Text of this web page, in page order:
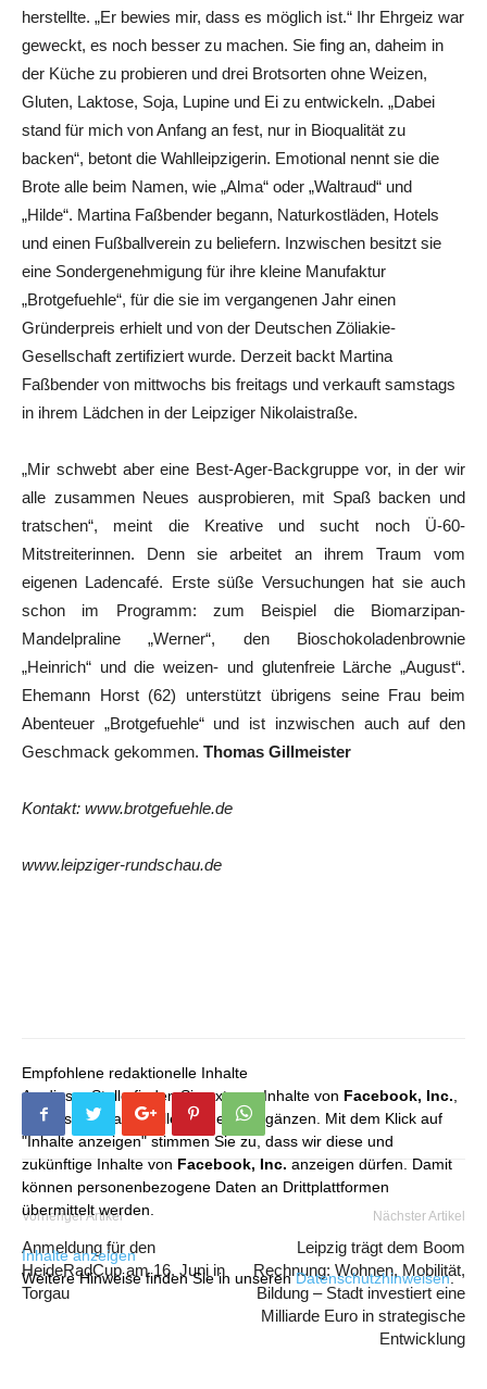
herstellte. „Er bewies mir, dass es möglich ist.“ Ihr Ehrgeiz war
geweckt, es noch besser zu machen. Sie fing an, daheim in
der Küche zu probieren und drei Brotsorten ohne Weizen,
Gluten, Laktose, Soja, Lupine und Ei zu entwickeln. „Dabei
stand für mich von Anfang an fest, nur in Bioqualität zu
backen“, betont die Wahlleipzigerin. Emotional nennt sie die
Brote alle beim Namen, wie „Alma“ oder „Waltraud“ und
„Hilde“. Martina Faßbender begann, Naturkostläden, Hotels
und einen Fußballverein zu beliefern. Inzwischen besitzt sie
eine Sondergenehmigung für ihre kleine Manufaktur
„Brotgefuehle“, für die sie im vergangenen Jahr einen
Gründerpreis erhielt und von der Deutschen Zöliakie-
Gesellschaft zertifiziert wurde. Derzeit backt Martina
Faßbender von mittwochs bis freitags und verkauft samstags
in ihrem Lädchen in der Leipziger Nikolaistraße.
„Mir schwebt aber eine Best-Ager-Backgruppe vor, in der wir
alle zusammen Neues ausprobieren, mit Spaß backen und
tratschen“, meint die Kreative und sucht noch Ü-60-
Mitstreiterinnen. Denn sie arbeitet an ihrem Traum vom
eigenen Ladencafé. Erste süße Versuchungen hat sie auch
schon im Programm: zum Beispiel die Biomarzipan-
Mandelpraline „Werner“, den Bioschokoladenbrownie
„Heinrich“ und die weizen- und glutenfreie Lärche „August“.
Ehemann Horst (62) unterstützt übrigens seine Frau beim
Abenteuer „Brotgefuehle“ und ist inzwischen auch auf den
Geschmack gekommen. Thomas Gillmeister
Kontakt: www.brotgefuehle.de
www.leipziger-rundschau.de
Empfohlene redaktionelle Inhalte
An dieser Stelle finden Sie externe Inhalte von Facebook, Inc.,
die unser redaktionelles Angebot ergänzen. Mit dem Klick auf
"Inhalte anzeigen" stimmen Sie zu, dass wir diese und
zukünftige Inhalte von Facebook, Inc. anzeigen dürfen. Damit
können personenbezogene Daten an Drittplattformen
übermittelt werden.
Inhalte anzeigen
Weitere Hinweise finden Sie in unserenDatenschutzhinweisen.
Vorheriger Artikel
Anmeldung für den
HeideRadCup am 16. Juni in
Torgau
Nächster Artikel
Leipzig trägt dem Boom
Rechnung: Wohnen, Mobilität,
Bildung – Stadt investiert eine
Milliarde Euro in strategische
Entwicklung